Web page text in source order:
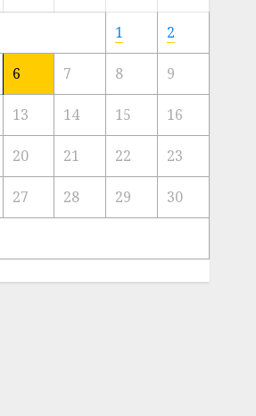
Artis
Kota
23/11/2024
0
1 2
6 7 8 9
13 14 15 16
20 21 22 23
27 28 29 30